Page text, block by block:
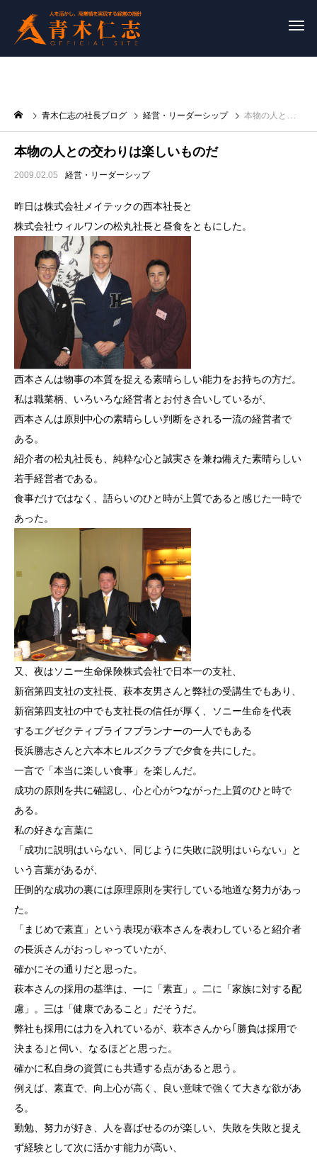
青木仁志の社長ブログ 経営・リーダーシップ 本物の人との交わりは楽しいものだ
本物の人との交わりは楽しいものだ
2009.02.05 経営・リーダーシップ
昨日は株式会社メイテックの西本社長と
株式会社ウィルワンの松丸社長と昼食をともにした。
西本さんは物事の本質を捉える素晴らしい能力をお持ちの方だ。
私は職業柄、いろいろな経営者とお付き合いしているが、
西本さんは原則中心の素晴らしい判断をされる一流の経営者で
ある。
紹介者の松丸社長も、純粋な心と誠実さを兼ね備えた素晴らしい
若手経営者である。
食事だけではなく、語らいのひと時が上質であると感じた一時で
あった。
又、夜はソニー生命保険株式会社で日本一の支社、
新宿第四支社の支社長、萩本友男さんと弊社の受講生でもあり、
新宿第四支社の中でも支社長の信任が厚く、ソニー生命を代表
するエグゼクティブライフプランナーの一人でもある
長浜勝志さんと六本木ヒルズクラブで夕食を共にした。
一言で「本当に楽しい食事」を楽しんだ。
成功の原則を共に確認し、心と心がつながった上質のひと時で
ある。
私の好きな言葉に
「成功に説明はいらない、同じように失敗に説明はいらない」と
いう言葉があるが、
圧倒的な成功の裏には原理原則を実行している地道な努力があっ
た。
「まじめで素直」という表現が萩本さんを表わしていると紹介者
の長浜さんがおっしゃっていたが、
確かにその通りだと思った。
萩本さんの採用の基準は、一に「素直」。二に「家族に対する配
慮」。三は「健康であること」だそうだ。
弊社も採用には力を入れているが、萩本さんから｢勝負は採用で
決まる｣と伺い、なるほどと思った。
確かに私自身の資質にも共通する点があると思う。
例えば、素直で、向上心が高く、良い意味で強くて大きな欲があ
る。
勤勉、努力が好き、人を喜ばせるのが楽しい、失敗を失敗と捉え
ず経験として次に活かす能力が高い、